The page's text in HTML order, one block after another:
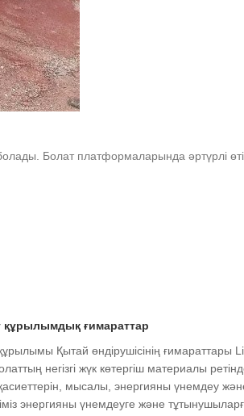
Болат платформаларында әртүрлі
ғимараттар
Қытай өндірушісінің ғимараттары
негізгі жүк көтергіш материалы
мысалы, энергияны үнемдеу
энергияны үнемдеуге және